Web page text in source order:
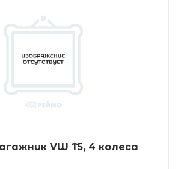
VW T5, 4 колеса